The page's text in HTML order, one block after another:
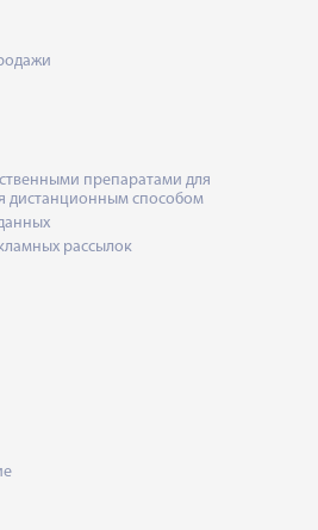
препаратами для
дистанционным способом
рассылок